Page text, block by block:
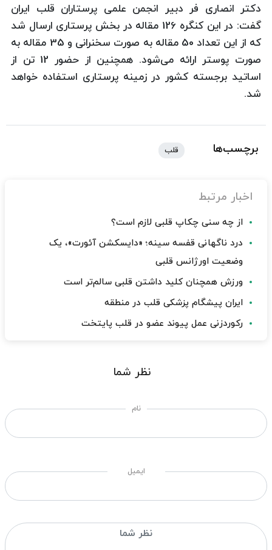
دكتر انصاری فر دبیر انجمن علمی پرستاران قلب ایران
گفت: در این كنگره 126 مقاله در بخش پرستاری ارسال شد
كه از این تعداد 50 مقاله به صورت سخنرانی و 35 مقاله به
صورت پوستر ارائه می‌شود. همچنین از حضور 12 تن از
اساتید برجسته كشور در زمینه پرستاری استفاده خواهد
شد.
برچسب‌ها قلب
اخبار مرتبط
از چه سنی چکاپ قلبی لازم است؟
درد ناگهانی قفسه سینه؛ «دایسکشن آئورت»، یک
وضعیت اورژانس قلبی
ورزش همچنان کلید داشتن قلبی سالم‌تر است
ایران پیشگام پزشکی قلب در منطقه
رکوردزنی عمل پیوند عضو در قلب پایتخت
نظر شما
نام
ایمیل